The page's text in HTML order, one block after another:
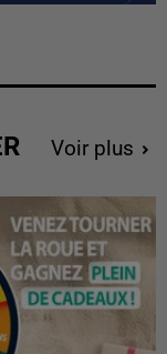
Voir plus